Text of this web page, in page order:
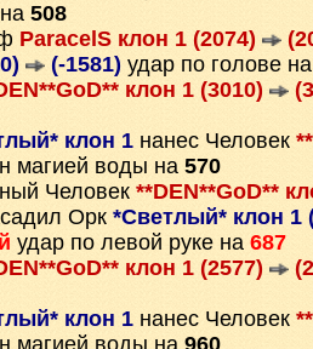
508
ParacelS клон 1 (2074)
(-1581) удар по голове
клон 1 (3010)
клон 1 нанес Человек
магией воды на 570
Человек **DEN**GoD**
Орк *Светлый* клон 1
удар по левой руке на 687
клон 1 (2577)
клон 1 нанес Человек
магией воды на 960